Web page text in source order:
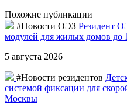
Похожие публикации
#Новости ОЭЗ Резидент
модулей для жилых домов до
5 августа 2026
#Новости резидентов
системой фиксации для
Москвы